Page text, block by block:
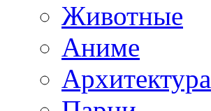
Животные
Аниме
Архитектура